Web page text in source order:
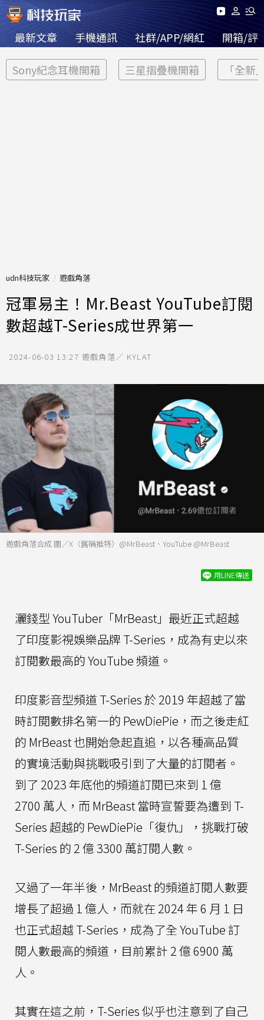
最新文章 手機通訊 社群/APP/網紅 開箱/評
Sony紀念耳機開箱 三星摺疊機開箱 「全新
udn科技玩家 遊戲角落
冠軍易主！Mr.Beast YouTube訂閱
數超越T-Series成世界第一
2024-06-03 13:27 遊戲角落／ KYLAT
遊戲角落合成 圖／X（舊稱推特）@MrBeast、YouTube @MrBeast
用LINE傳送
灑錢型 YouTuber「MrBeast」最近正式超越
了印度影視娛樂品牌 T-Series，成為有史以來
訂閱數最高的 YouTube 頻道。
印度影音型頻道 T-Series 於 2019 年超越了當
時訂閱數排名第一的 PewDiePie，而之後走紅
的 MrBeast 也開始急起直追，以各種高品質
的實境活動與挑戰吸引到了大量的訂閱者。
到了 2023 年底他的頻道訂閱已來到 1 億
2700 萬人，而 MrBeast 當時宣誓要為遭到 T-
Series 超越的 PewDiePie「復仇」，挑戰打破
T-Series 的 2 億 3300 萬訂閱人數。
又過了一年半後，MrBeast 的頻道訂閱人數要
增長了超過 1 億人，而就在 2024 年 6 月 1 日
也正式超越 T-Series，成為了全 YouTube 訂
閱人數最高的頻道，目前累計 2 億 6900 萬
人。
其實在這之前，T-Series 似乎也注意到了自己